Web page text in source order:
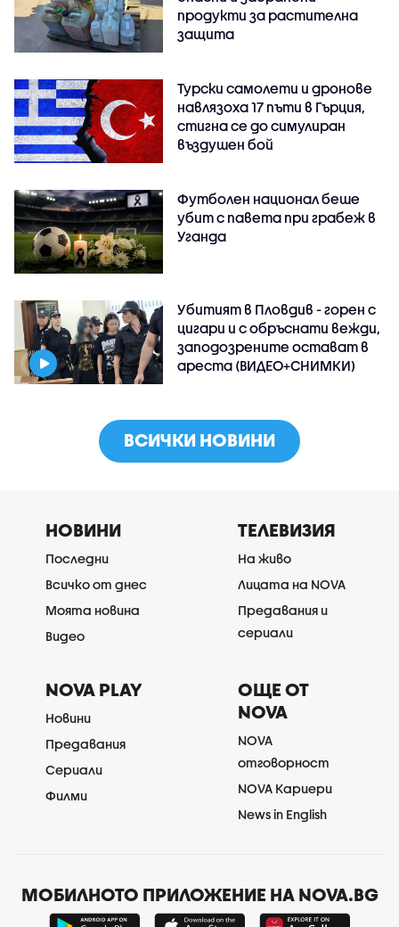
продукти за растителна
защита
Турски самолети и дронове
навлязоха 17 пъти в Гърция,
стигна се до симулиран
въздушен бой
Футболен национал беше
убит с павета при грабеж в
Уганда
Убитият в Пловдив - горен с
цигари и с обръснати вежди,
заподозрените остават в
ареста (ВИДЕО+СНИМКИ)
ВСИЧКИ НОВИНИ
НОВИНИ
Последни
Всичко от днес
Моята новина
Видео
ТЕЛЕВИЗИЯ
На живо
Лицата на NOVA
Предавания и
сериали
NOVA PLAY
Новини
Предавания
Сериали
Филми
ОЩЕ ОТ
NOVA
NOVA
отговорност
NOVA Кариери
News in English
МОБИЛНОТО ПРИЛОЖЕНИЕ НА NOVA.BG